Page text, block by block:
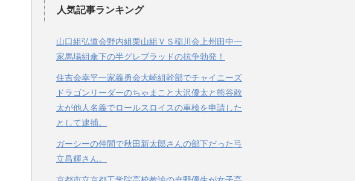
人気記事ランキング
山口組弘道会野内組栗山組ＶＳ稲川会上州田中一
家馬場組傘下の半グレブラッドの抗争勃発！
住吉会幸平一家義勇会大崎組幹部でチャイニーズ
ドラゴンリーダーのちゃまこと大沢優太と熊谷敢
太が他人名義でロールスロイスの車検を申請した
として逮捕。
ガーシーの仲間で秋田新太郎さんの部下だった弓
立昌輝さん。